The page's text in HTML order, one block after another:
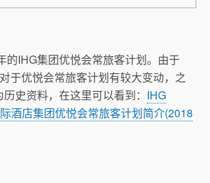
的IHG集团优悦会常旅客计划。由于
于优悦会常旅客计划有较大变动，之
史资料，在这里可以看到： IHG
酒店集团优悦会常旅客计划简介(2018